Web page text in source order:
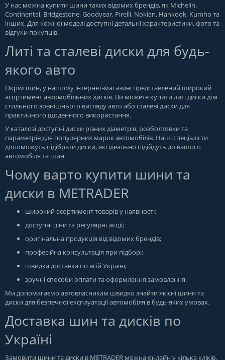
У нас можна купити шини таких відомих брендів, як Michelin,
Continental, Bridgestone, Goodyear, Pirelli, Nokian, Hankook, Kumho та
інших. Для кожної моделі доступні детальні характеристики, фото та
відгуки покупців.
Литі та сталеві диски для будь-
якого авто
Окрім шин, у нашому інтернет-магазині представлений широкий
асортимент автомобільних дисків. Ви можете купити литі диски для
стильного зовнішнього вигляду авто або сталеві диски для
практичного щоденного використання.
У каталозі доступні диски різних діаметрів, розболтовки та
параметрів для популярних марок автомобілів. Наші спеціалісти
допоможуть підібрати диски, які ідеально підійдуть до вашого
автомобіля та шин.
Чому варто купити шини та
диски в METRADER
широкий асортимент товарів у наявності;
доступні ціни та регулярні акції;
оригінальна продукція від відомих брендів;
професійна консультація при підборі;
швидка доставка по всій Україні;
зручні способи оплати та оформлення замовлення.
Ми допомагаємо автовласникам швидко знайти якісні шини та
диски для безпечної експлуатації автомобіля в будь-яких умовах.
Доставка шин та дисків по
Україні
Замовити шини та диски в METRADER можна онлайн у кілька кліків.